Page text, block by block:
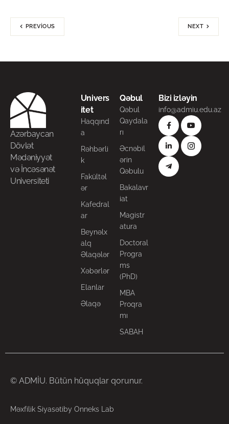
PREVIOUS NEXT
Azərbaycan
Dövlət
Mədəniyyət
və İncəsənət
Universiteti
Univers
itet
Haqqınd
a
Rəhbərli
k
Fakültəl
ər
Kafedral
ar
Beynəlx
alq
Əlaqələr
Xəbərlər
Elanlar
Əlaqə
Qəbul
Qəbul
Qaydala
rı
Əcnəbil
ərin
Qəbulu
Bakalavr
iat
Magistr
atura
Doctoral
Progra
ms
(PhD)
MBA
Proqra
mı
SABAH
Bizi izləyin
info@admiu.edu.az
© ADMİU. Bütün hüquqlar qorunur.
Məxfilik Siyasətiby Onneks Lab